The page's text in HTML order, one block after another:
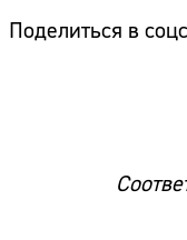
Поделиться в